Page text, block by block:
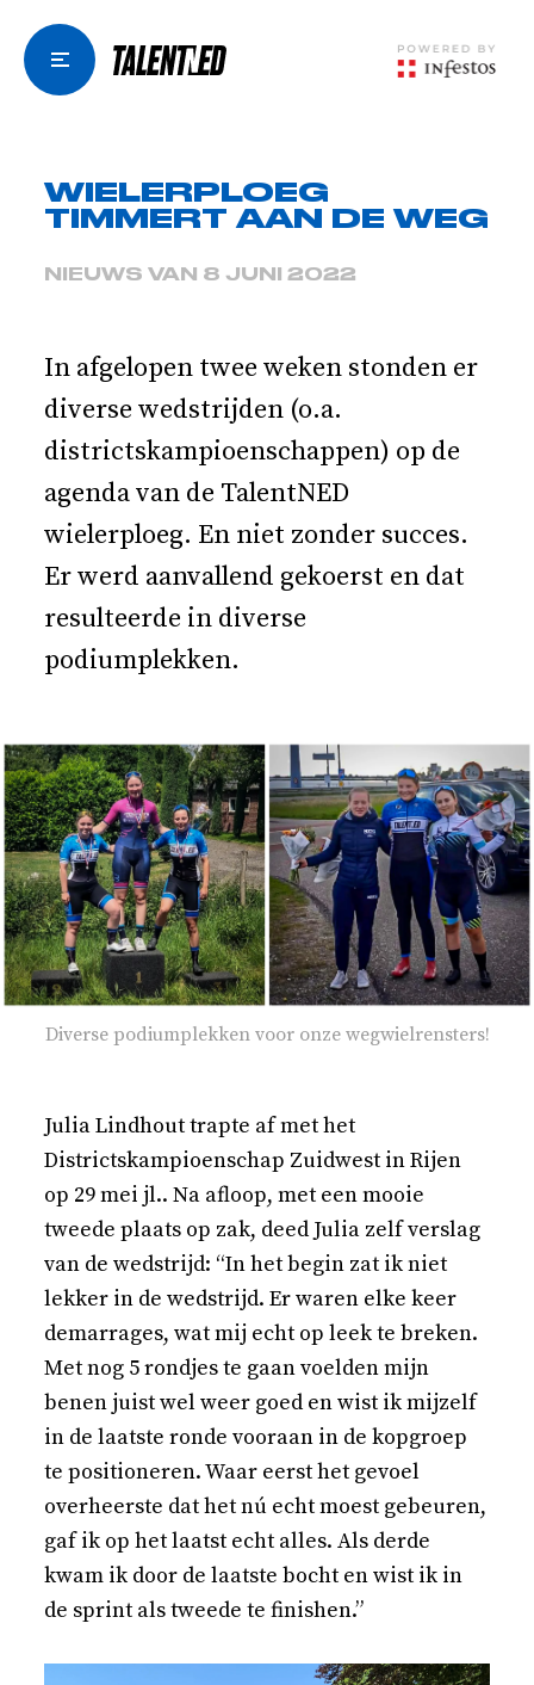
WIELERPLOEG
TIMMERT AAN DE WEG
NIEUWS VAN 8 JUNI 2022
In afgelopen twee weken stonden er
diverse wedstrijden (o.a.
districtskampioenschappen) op de
agenda van de TalentNED
wielerploeg. En niet zonder succes.
Er werd aanvallend gekoerst en dat
resulteerde in diverse
podiumplekken.
Diverse podiumplekken voor onze wegwielrensters!
Julia Lindhout trapte af met het
Districtskampioenschap Zuidwest in Rijen
op 29 mei jl.. Na afloop, met een mooie
tweede plaats op zak, deed Julia zelf verslag
van de wedstrijd: “In het begin zat ik niet
lekker in de wedstrijd. Er waren elke keer
demarrages, wat mij echt op leek te breken.
Met nog 5 rondjes te gaan voelden mijn
benen juist wel weer goed en wist ik mijzelf
in de laatste ronde vooraan in de kopgroep
te positioneren. Waar eerst het gevoel
overheerste dat het nú echt moest gebeuren,
gaf ik op het laatst echt alles. Als derde
kwam ik door de laatste bocht en wist ik in
de sprint als tweede te finishen.”